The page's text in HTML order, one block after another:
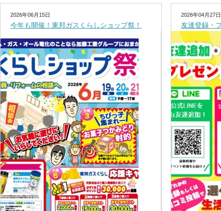
2026年06月15日
今年も開催！東邦ガスくらしショップ祭！
2026年04月27日
友達登録・